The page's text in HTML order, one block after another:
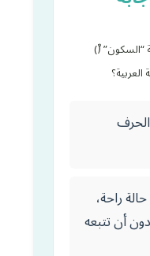
“السكون” (ْ)
راحة،
أن تتبعه